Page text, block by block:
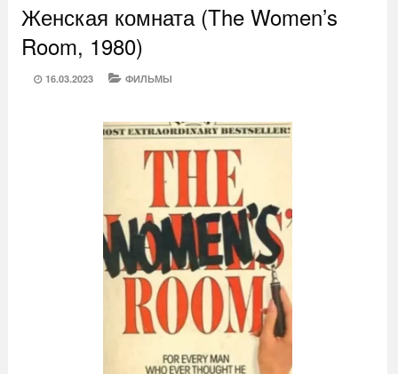
Женская комната (The Women’s
Room, 1980)
POSTED
16.03.2023 CATEGORIES
ФИЛЬМЫ